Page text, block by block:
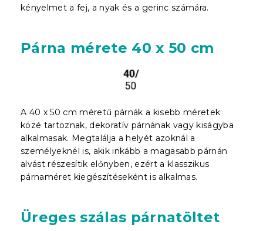
kényelmet a fej, a nyak és a gerinc számára.
Párna mérete 40 x 50 cm
A 40 x 50 cm méretű párnák a kisebb méretek
közé tartoznak, dekoratív párnának vagy kiságyba
alkalmasak. Megtalálja a helyét azoknál a
személyeknél is, akik inkább a magasabb párnán
alvást részesítik előnyben, ezért a klasszikus
párnaméret kiegészítéseként is alkalmas.
Üreges szálas párnatöltet